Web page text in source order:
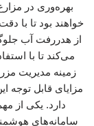
بهره‌وری در
خواهند بود تا با
از هدررفت آب
می‌کند تا با
زمینه مدیریت
مزایای قابل توجه
دارد. یکی از
سامانه‌های